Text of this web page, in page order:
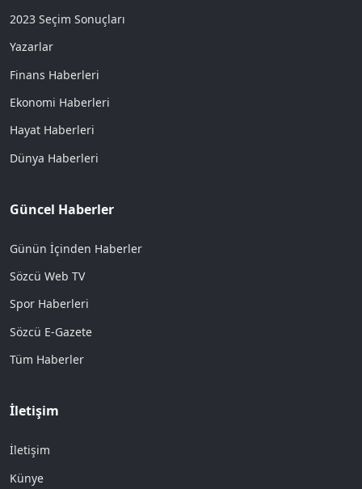
2023 Seçim Sonuçları
Yazarlar
Finans Haberleri
Ekonomi Haberleri
Hayat Haberleri
Dünya Haberleri
Güncel Haberler
Günün İçinden Haberler
Sözcü Web TV
Spor Haberleri
Sözcü E-Gazete
Tüm Haberler
İletişim
İletişim
Künye